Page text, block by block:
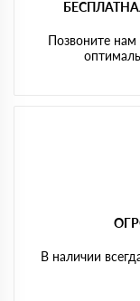
Позвоните
В наличии